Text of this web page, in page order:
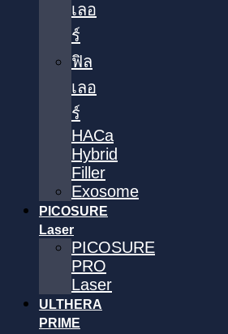
เลอ
ร์
ฟิล
เลอ
ร์
HACa
Hybrid
Filler
Exosome
PICOSURE
Laser
PICOSURE
PRO
Laser
ULTHERA
PRIME